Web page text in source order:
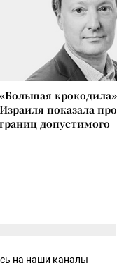
«Большая
Израиля показала
границ допустимого
на наши каналы